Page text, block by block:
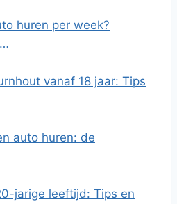
huren per week?
vanaf 18 jaar: Tips
auto huren: de
jarige leeftijd: Tips en